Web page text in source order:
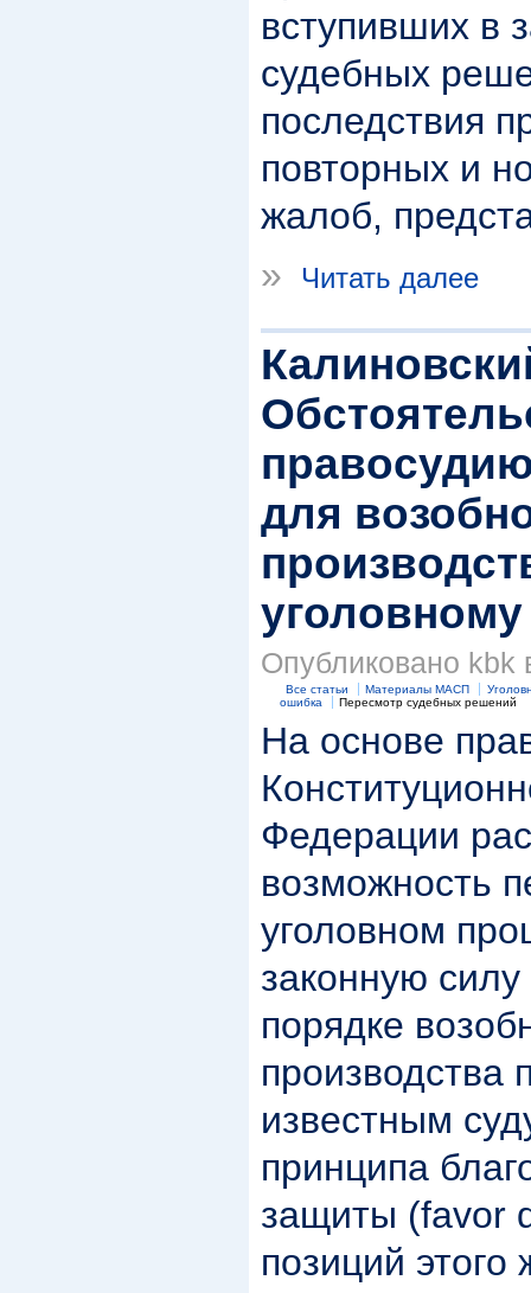
вступивших в
судебных
последствия
повторных и
жалоб,
»
Читать далее
для
Опубликовано kbk
Все статьи Материалы МАСП
ошибка
Пересмотр судебных решений
На основе
Федерации
возможность
уголовном
законную
порядке
производства
известным
принципа
защиты (favor
позиций